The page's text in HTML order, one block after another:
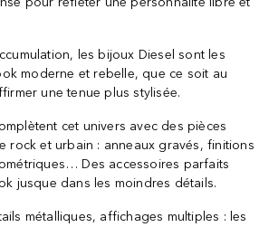
les bijoux Diesel sont les
moderne et rebelle, que ce soit au
une tenue plus stylisée.
cet univers avec des pièces
rock et urbain : anneaux gravés, finitions
Des accessoires parfaits
jusque dans les moindres détails.
métalliques, affichages multiples : les